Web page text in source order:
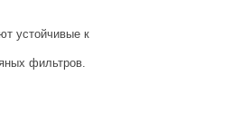
устойчивые к
фильтров.